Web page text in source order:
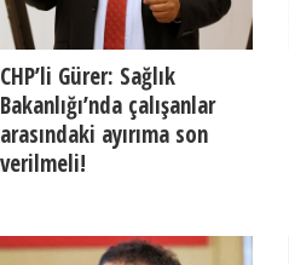
CHP’li Gürer: Sağlık
Bakanlığı’nda çalışanlar
arasındaki ayırıma son
verilmeli!